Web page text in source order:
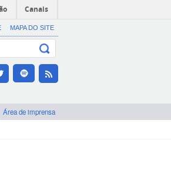
Canais
MAPA DO SITE
Área de imprensa